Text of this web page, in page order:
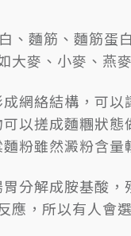
麵筋、麵筋蛋
大麥、小麥、燕
網絡結構，可
以搓成麵糰狀
粉雖然澱粉含量
分解成胺基酸
應，所以有人會